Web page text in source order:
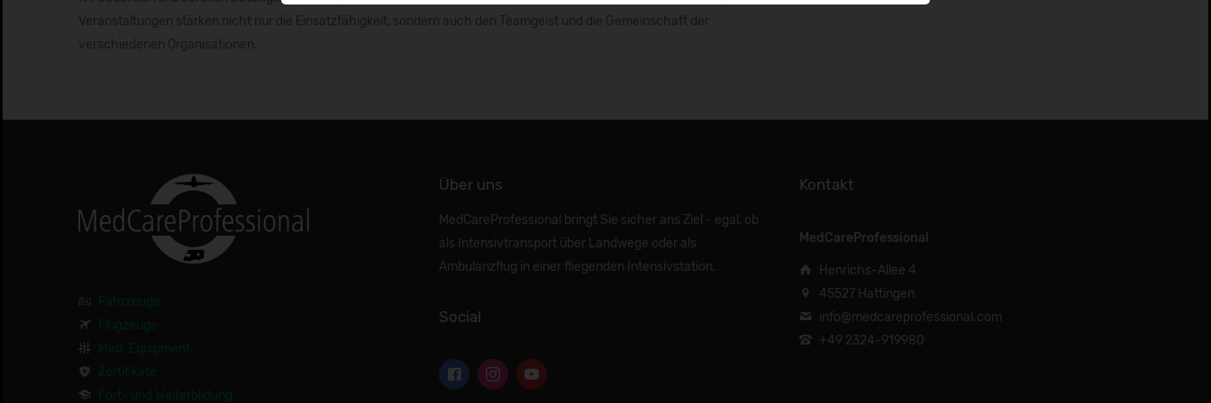
Veranstaltungen stärken nicht nur die Einsatzfähigkeit, sondern auch den Teamgeist und die Gemeinschaft der
verschiedenen Organisationen.
Über uns
MedCareProfessional bringt Sie sicher ans Ziel - egal, ob
als Intensivtransport über Landwege oder als
Ambulanzflug in einer fliegenden Intensivstation.
Social
Kontakt
MedCareProfessional
Henrichs-Allee 4
45527 Hattingen
info@medcareprofessional.com
+49 2324-919980